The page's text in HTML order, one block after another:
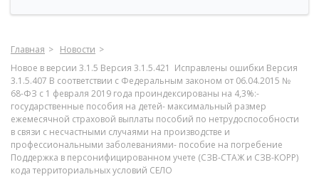
Главная
Новости
Новое в версии 3.1.5 Версия 3.1.5.421 Исправлены ошибки Версия
3.1.5.407 В соответствии с Федеральным законом от 06.04.2015 №
68-ФЗ с 1 февраля 2019 года проиндексированы на 4,3%:-
государственные пособия на детей- максимальный размер
ежемесячной страховой выплаты пособий по нетрудоспособности
в связи с несчастными случаями на производстве и
профессиональными заболеваниями- пособие на погребение
Поддержка в персонифицированном учете (СЗВ-СТАЖ и СЗВ-КОРР)
кода территориальных условий СЕЛО